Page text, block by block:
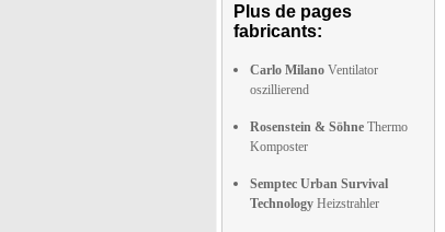
Plus de pages
fabricants:
Carlo Milano Ventilator
oszillierend
Rosenstein & Söhne Thermo
Komposter
Semptec Urban Survival
Technology Heizstrahler